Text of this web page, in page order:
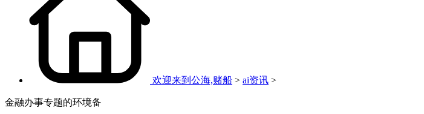
欢迎来到公海,赌船 > ai资讯 >
金融办事专题的环境备